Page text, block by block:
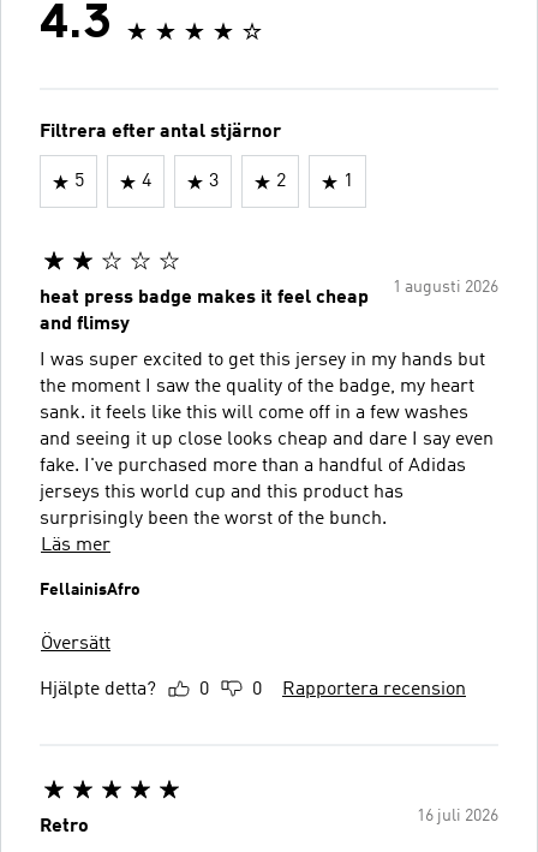
4.3
Filtrera efter antal stjärnor
5 4 3 2 1
1 augusti 2026
heat press badge makes it feel cheap
and flimsy
I was super excited to get this jersey in my hands but
the moment I saw the quality of the badge, my heart
sank. it feels like this will come off in a few washes
and seeing it up close looks cheap and dare I say even
fake. I've purchased more than a handful of Adidas
jerseys this world cup and this product has
surprisingly been the worst of the bunch.
Läs mer
FellainisAfro
Översätt
Hjälpte detta? 0 0 Rapportera recension
16 juli 2026
Retro